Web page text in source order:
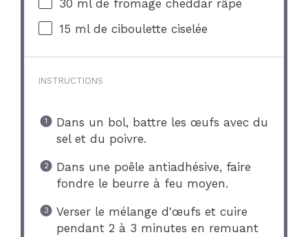
30 ml de fromage cheddar râpé
15 ml de ciboulette ciselée
INSTRUCTIONS
Dans un bol, battre les œufs avec du
sel et du poivre.
Dans une poêle antiadhésive, faire
fondre le beurre à feu moyen.
Verser le mélange d'œufs et cuire
pendant 2 à 3 minutes en remuant